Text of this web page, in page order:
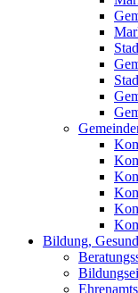
Bildung,